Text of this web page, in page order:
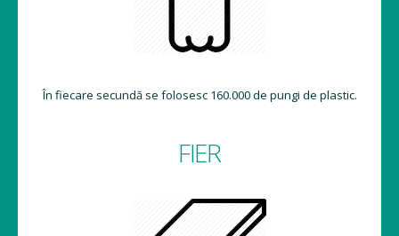
În fiecare secundă se folosesc 160.000 de pungi de plastic.
FIER